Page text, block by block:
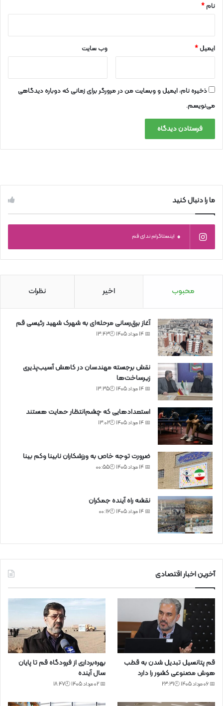
نام*
ایمیل* وب‌ سایت
ذخیره نام، ایمیل و وبسایت من در مرورگر برای زمانی که دوباره دیدگاهی
می‌نویسم.
ما را دنبال کنید
0 اینستاگرام ندای قم
محبوب اخیر نظرات
آغاز برق‌رسانی مرحله‌ای به شهرک شهید رئیسی قم
📅 14 مرداد 1405 🕙13:43
نقش برجسته مهندسان در کاهش آسیب‌پذیری
زیرساخت‌ها
📅 14 مرداد 1405 🕙13:35
استعدادهایی که چشم‌انتظار حمایت هستند
📅 14 مرداد 1405 🕙13:02
ضرورت توجه خاص به ورزشکاران نابینا وکم بینا
📅 14 مرداد 1405 🕙00:55
نقشه راه آینده جمکران
📅 14 مرداد 1405 🕙00:16
آخرین اخبار اقتصادی
قم پتانسیل تبدیل شدن به قطب
هوش مصنوعی کشور را دارد
📅 06 مرداد 1405 🕙23:31
بهره‌برداری از فرودگاه قم تا پایان
سال آینده
📅 02 مرداد 1405 🕙18:47